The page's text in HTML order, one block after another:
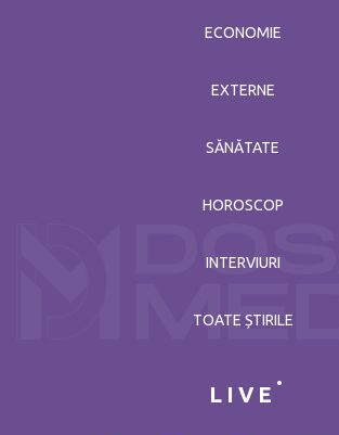
ECONOMIE
EXTERNE
SĂNĂTATE
HOROSCOP
INTERVIURI
TOATE ȘTIRILE
LIVE